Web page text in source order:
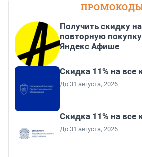
Получить скидку
повторную
Яндекс Афише
Скидка 11% на все
До 31 августа, 2026
Скидка 11% на все
До 31 августа, 2026